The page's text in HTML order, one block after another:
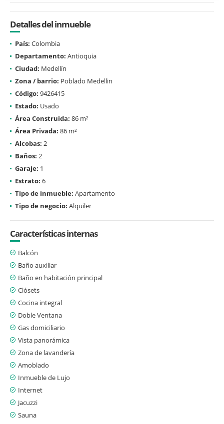
Detalles del inmueble
País: Colombia
Departamento: Antioquia
Ciudad: Medellín
Zona / barrio: Poblado Medellin
Código: 9426415
Estado: Usado
Área Construida: 86 m²
Área Privada: 86 m²
Alcobas: 2
Baños: 2
Garaje: 1
Estrato: 6
Tipo de inmueble: Apartamento
Tipo de negocio: Alquiler
Características internas
Balcón
Baño auxiliar
Baño en habitación principal
Clósets
Cocina integral
Doble Ventana
Gas domiciliario
Vista panorámica
Zona de lavandería
Amoblado
Inmueble de Lujo
Internet
Jacuzzi
Sauna